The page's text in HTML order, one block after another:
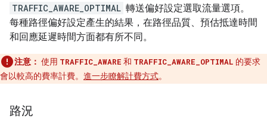
TRAFFIC_AWARE_OPTIMAL 轉送偏好設定選取流量選項。
每種路徑偏好設定產生的結果，在路徑品質、預估抵達時間
和回應延遲時間方面都有所不同。
注意： 使用 TRAFFIC_AWARE 和 TRAFFIC_AWARE_OPTIMAL 的要求
會以較高的費率計費。 進一步瞭解計費方式。
路況